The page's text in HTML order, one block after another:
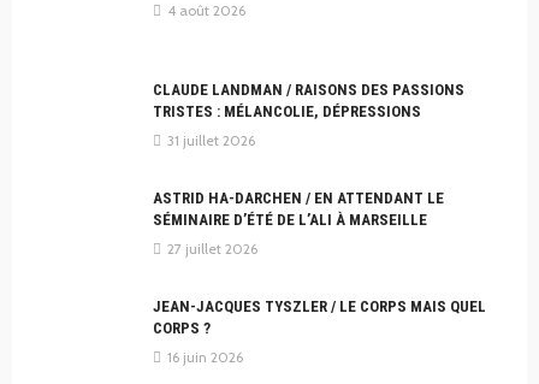
4 août 2026
CLAUDE LANDMAN / RAISONS DES PASSIONS
TRISTES : MÉLANCOLIE, DÉPRESSIONS
31 juillet 2026
ASTRID HA-DARCHEN / EN ATTENDANT LE
SÉMINAIRE D’ÉTÉ DE L’ALI À MARSEILLE
27 juillet 2026
JEAN-JACQUES TYSZLER / LE CORPS MAIS QUEL
CORPS ?
16 juin 2026